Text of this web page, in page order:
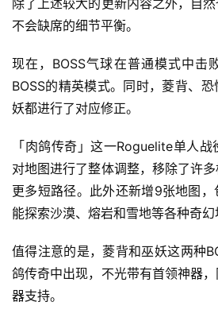
除了上述较大的更新内容之外，自
不会缺席的细节平衡。
现在，BOSS气球在普通模式中击
BOSS的精英模式。同时，菱背、
妖都进行了对应修正。
「肉鸽传奇」这一Roguelite单人
对地图进行了整体调整，移除了许
更多短路径。此外还新增9张地图
能探索沙漠、熔岩和雪地等各种奇幻
值得注意的是，菱背和巫妖这两种
鸽传奇中出现，不光带有首领神器
器支持。